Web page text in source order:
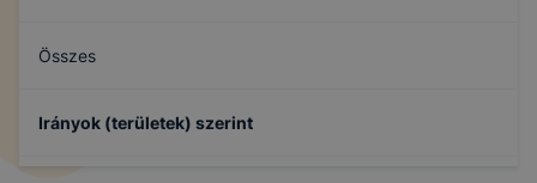
Összes
Irányok (területek) szerint